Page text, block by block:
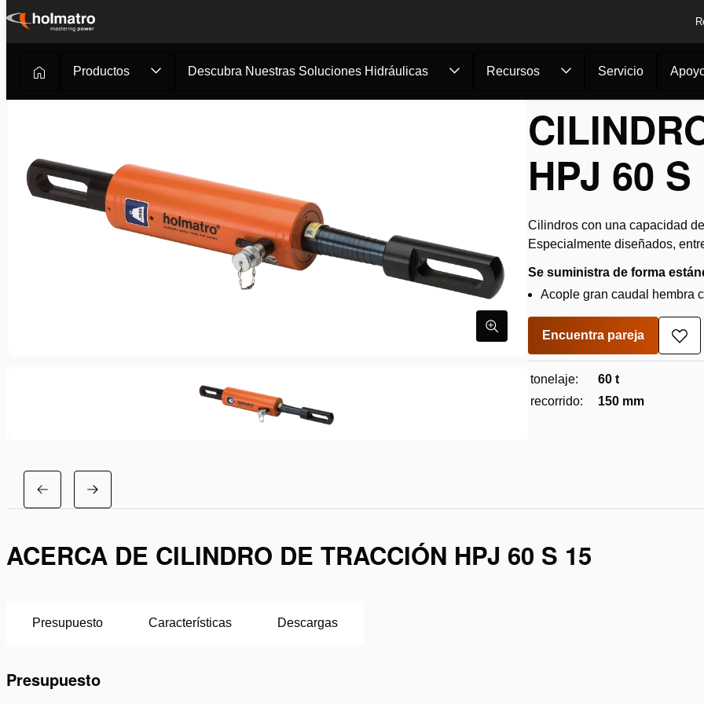
Ir
contenidoProductos Descubra Nuestras Soluciones Hidráulicas Recursos Servicio
Soluciones Hidráulicas Elevación /Cilindros Hidráulicos /Cilindro de tracc...
HPJ 60 S
Cilindros con una capacidad
Especialmente diseñados,
Se suministra de forma
Acople gran caudal hembra
Encuentra pareja
a
tonelaje:
60 t
recorrido:
150 mm
ACERCA DE CILINDRO DE TRACCIÓN HPJ 60 S 15
Presupuesto Características Descargas
Presupuesto